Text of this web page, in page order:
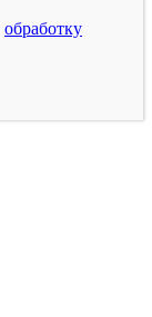
обработку